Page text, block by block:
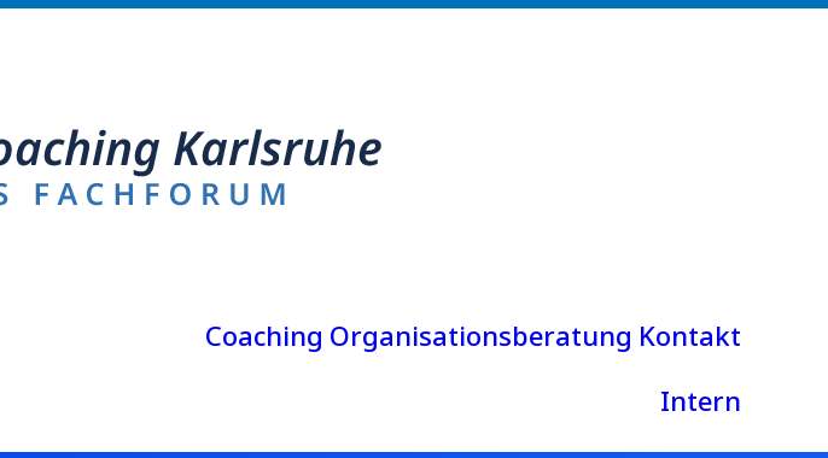
Gruppensupervision
Coaching Organisationsberatung Kontakt
Intern